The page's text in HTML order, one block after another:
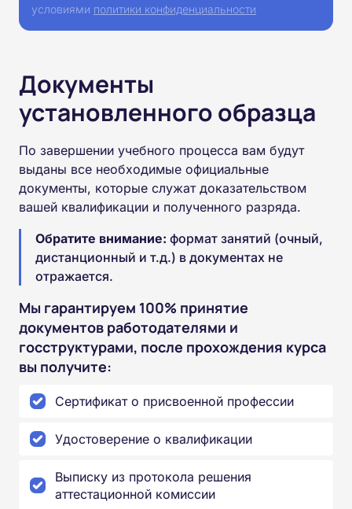
условиями политики конфиденциальности
Документы
установленного образца
По завершении учебного процесса вам будут
выданы все необходимые официальные
документы, которые служат доказательством
вашей квалификации и полученного разряда.
Обратите внимание: формат занятий (очный,
дистанционный и т.д.) в документах не
отражается.
Мы гарантируем 100% принятие
документов работодателями и
госструктурами, после прохождения курса
вы получите:
Сертификат о присвоенной профессии
Удостоверение о квалификации
Выписку из протокола решения
аттестационной комиссии